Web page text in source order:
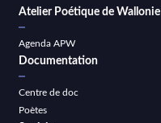
Atelier Poétique de Wallonie
Agenda APW
Documentation
Centre de doc
Poètes